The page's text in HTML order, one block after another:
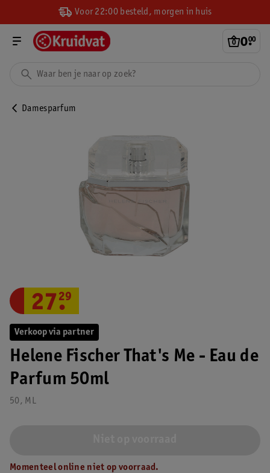
Voor 22:00 besteld, morgen in huis
0.
00
Damesparfum
Verkoop via partner
Helene Fischer That's Me - Eau de
Parfum 50ml
50, ML
27.
29
Momenteel online niet op voorraad.